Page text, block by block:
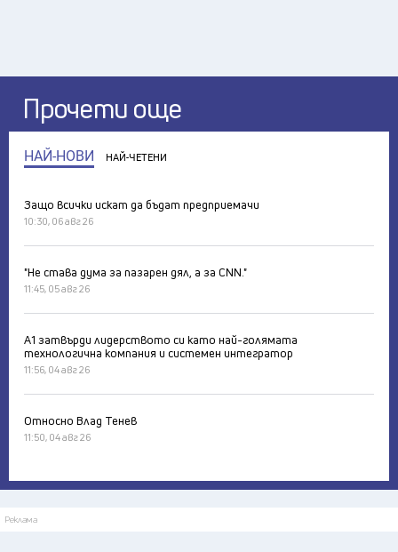
Прочети още
НАЙ-НОВИ НАЙ-ЧЕТЕНИ
Защо всички искат да бъдат предприемачи
10:30, 06 авг 26
"Не става дума за пазарен дял, а за CNN."
11:45, 05 авг 26
А1 затвърди лидерството си като най-голямата
технологична компания и системен интегратор
11:56, 04 авг 26
Относно Влад Тенев
11:50, 04 авг 26
Реклама